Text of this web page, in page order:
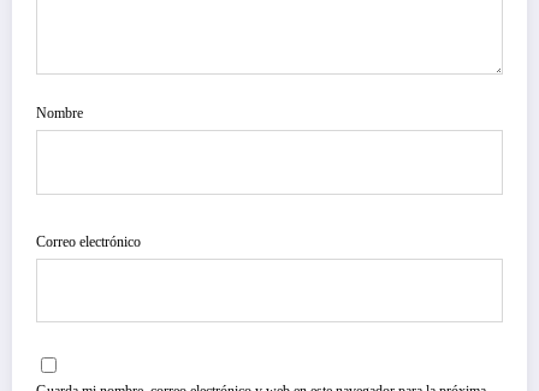
Nombre
Correo electrónico